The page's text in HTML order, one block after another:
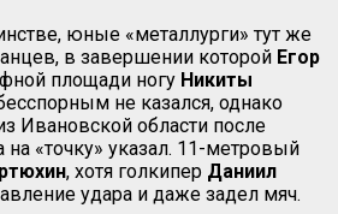
юные «металлурги» тут же
в завершении которой Егор
площади ногу Никиты
не казался, однако
Ивановской области после
на «точку» указал. 11-метровый
, хотя голкипер Даниил
удара и даже задел мяч.